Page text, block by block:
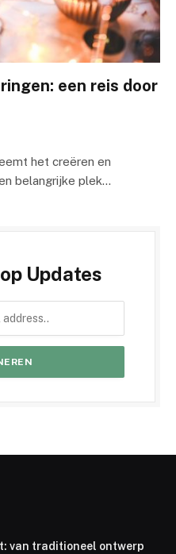
een reis door
het creëren en
belangrijke plek…
Updates
van traditioneel ontwerp